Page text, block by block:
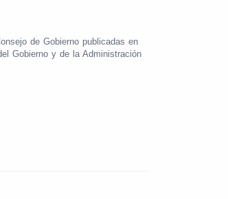
de Gobierno publicadas en
Gobierno y de la Administración